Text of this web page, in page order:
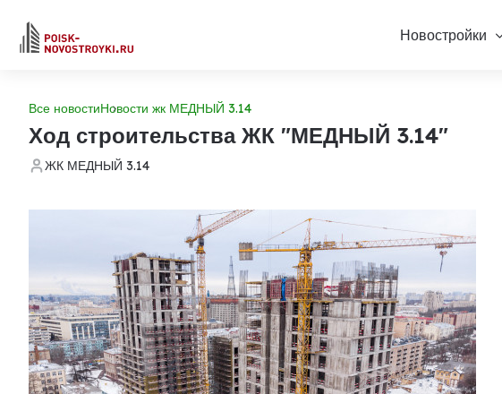
Новостройки
Все новостиНовости жк МЕДНЫЙ 3.14
Ход строительства ЖК "МЕДНЫЙ 3.14"
ЖК МЕДНЫЙ 3.14